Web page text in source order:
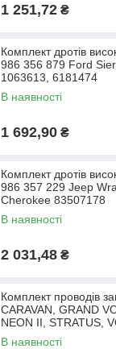
1 251,72 ₴
Комплект дротів
986 356 879 Ford
1063613, 6181474
В наявності
1 692,90 ₴
Комплект дротів
986 357 229 Jeep
Cherokee 83507178
В наявності
2 031,48 ₴
Комплект проводів
CARAVAN, GRAND
NEON II, STRATUS,
IV DODGE CARAVAN,
В наявності